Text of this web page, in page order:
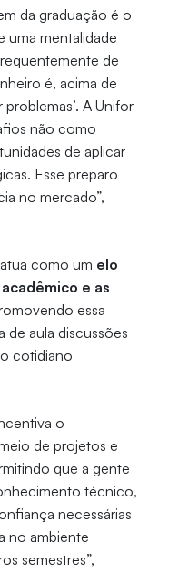
da graduação é o
mentalidade
de
é, acima de
A Unifor
não como
de aplicar
Esse preparo
no mercado”,
como um elo
e as
essa
de aula discussões
cotidiano
o
de projetos e
que a gente
técnico,
necessárias
no ambiente
semestres”,